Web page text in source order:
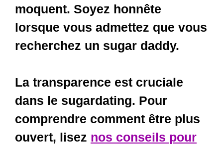
moquent. Soyez honnête
lorsque vous admettez que vous
recherchez un sugar daddy.
La transparence est cruciale
dans le sugardating. Pour
comprendre comment être plus
ouvert, lisez nos conseils pour